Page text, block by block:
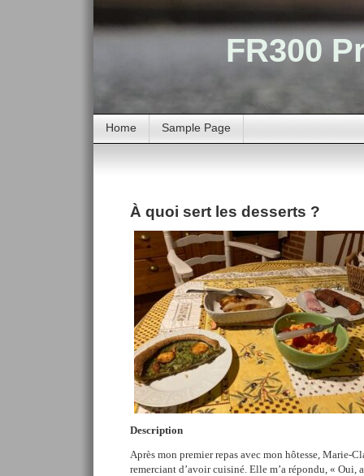
FR300
Home Sample Page
À quoi sert les desserts ?
Description
Après mon premier repas avec mon hôtesse, Marie-
remerciant d’avoir cuisiné. Elle m’a répondu, « Oui,